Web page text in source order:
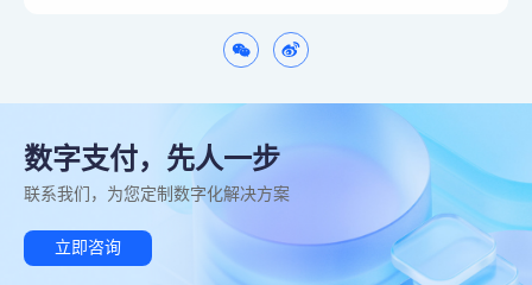
数字支付，先人一步
联系我们，为您定制数字化解决方案
立即咨询